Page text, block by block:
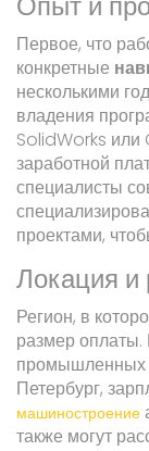
Первое, что
конкретные
несколькими
владения
SolidWorks или
заработной
специалисты
проектами,
Локация и
Регион, в
размер
промышленных
Петербург,
машиностроение
также могут